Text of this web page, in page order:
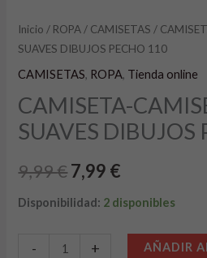
Inicio / ROPA / CAMISETAS /
SUAVES DIBUJOS PECHO 110
CAMISETAS, ROPA, Tienda online
CAMISETA-
SUAVES DIBUJOS
9,99€7,99 €
Disponibilidad: 2 disponibles
- + AÑADIR